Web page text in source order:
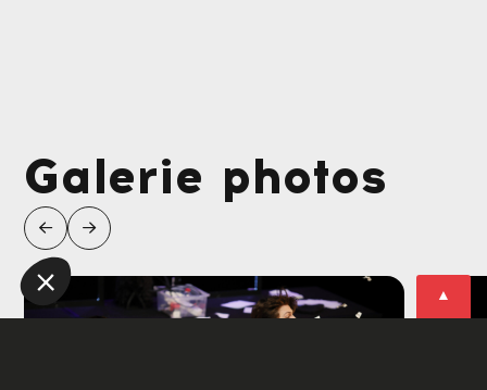
Galerie photos
▲